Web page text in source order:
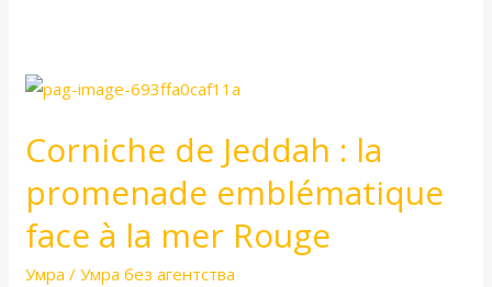
Corniche de Jeddah : la
promenade emblématique
face à la mer Rouge
Умра /Умра без агентства
Corniche
Jeddah
la
promenade
emblématique